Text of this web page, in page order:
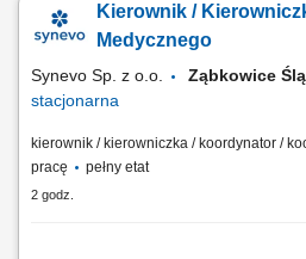
zatwierdzanie spójności uzyskanych
praca operacyjna z wykorzystaniem
Kierownik /
Medycznego
Synevo Sp. z o.o. Ząbkowice
stacjonarna
kierownik / kierowniczka / koordynator /
pracę
pełny etat
2 godz.